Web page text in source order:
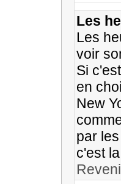
Les
Les
voir
Si
en
New
par
c'est